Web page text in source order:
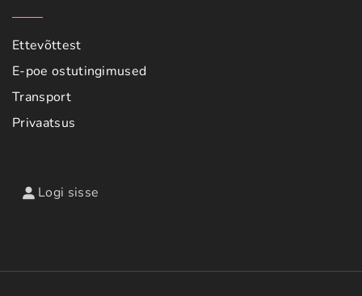
Ettevõttest
E-poe ostutingimused
Transport
Privaatsus
Logi sisse